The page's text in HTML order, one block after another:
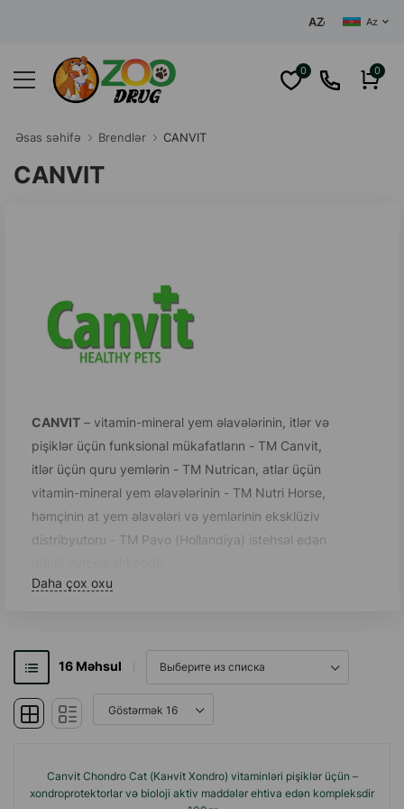
AZƏRBAYCANIN Az
0 0
Əsas səhifə Brendlər CANVIT
CANVIT
CANVIT – vitamin-mineral yem əlavələrinin, itlər və
pişiklər üçün funksional mükafatların - TM Canvit,
itlər üçün quru yemlərin - TM Nutrican, atlar üçün
vitamin-mineral yem əlavələrinin - TM Nutri Horse,
həmçinin at yem əlavələri və yemlərinin eksklüziv
distribyutoru - TM Pavo (Hollandiya) istehsal edən
himayəsi altında heyvandarlığın müxtəlif
sahələrindən olan (baytarlar, dietoloqlar,
texnoloqlar və s.) yüksək ixtisaslı mütəxəssislər
fəal əməkdaşlıq edirlər.
istehsalında şirkət itlər və pişiklər arasında ən çox
Daha çox oxu
16Məhsul
Canvit Chondro Cat (Kанvit Xondro) vitaminləri pişiklər üçün –
xondroprotektorlar və bioloji aktiv maddələr ehtiva edən kompleksdir